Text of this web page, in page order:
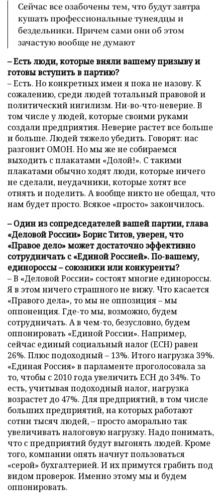
Сейчас все озабочены тем, что будут завтра
кушать профессиональные тунеядцы и
бездельники. Причем сами они об этом
зачастую вообще не думают
– Есть люди, которые вняли вашему призыву и
готовы вступить в партию?
– Есть. Но конкретных имен я пока не назову. К
сожалению, среди людей тотальный правовой и
политический нигилизм. Ни-во-что-неверие. В
том числе у людей, которые своими руками
создали предприятия. Неверие растет все больше
и больше. Людей тяжело убедить. Говорят: нас
разгонит ОМОН. Но мы же не собираемся
выходить с плакатами «Долой!». С такими
плакатами обычно ходят люди, которые ничего
не сделали, неудачники, которые хотят все
отнять и поделить. А вообще никто не обещал, что
нам будет просто. Всякое «просто» закончилось.
– Один из сопредседателей вашей партии, глава
«Деловой России» Борис Титов, уверен, что
«Правое дело» может достаточно эффективно
сотрудничать с «Единой Россией». По-вашему,
единороссы – союзники или конкуренты?
– В «Деловой России» состоят многие единороссы.
Я в этом ничего страшного не вижу. Что касается
«Правого дела», то мы не оппозиция – мы
оппоненция. Где-то мы, возможно, будем
сотрудничать. А в чем-то, безусловно, будем
оппонировать «Единой России». Например,
сейчас единый социальный налог (ЕСН) равен
26%. Плюс подоходный – 13%. Итого нагрузка 39%.
«Единая Россия» в парламенте проголосовала за
то, чтобы с 2010 года увеличить ЕСН до 34%. То
есть, учитывая подоходный налог, нагрузка
возрастет до 47%. Для предприятий, в том числе
больших предприятий, на которых работают
сотни тысяч людей, – просто аморально так
увеличивать налоговую нагрузку. Надо понимать,
что с предприятий будут выгонять людей. Кроме
того, компании опять начнут пользоваться
«серой» бухгалтерией. И их примутся грабить под
видом проверок. Именно этому мы и будем
оппонировать.